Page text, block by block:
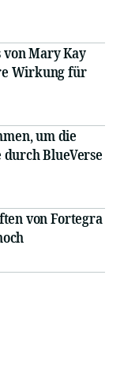
von Mary Kay
Wirkung für
um die
BlueVerse
von Fortegra